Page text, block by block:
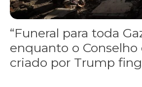
“Funeral para toda
enquanto o Conselho
criado por Trump